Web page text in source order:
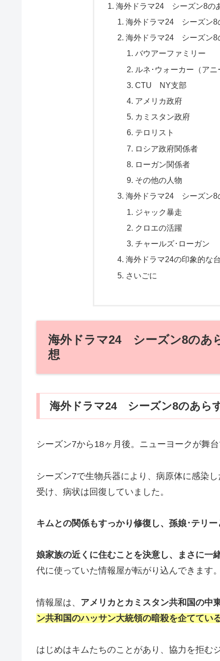
海外ドラマ24 シーズン8の
海外ドラマ24 シーズン8
海外ドラマ24 シーズン8
バウアーファミリー
ルネ･ウォーカー（ア
CTU NY支部
アメリカ政府
カミスタン政府
テロリスト
ロシア政府関係者
ローガン関係者
その他の人物
海外ドラマ24 シーズン8
ジャック暴走
クロエの活躍
チャールズ･ローガン
海外ドラマ24の印象的な
さいごに
海外ドラマ24 シーズン8のあ
想
海外ドラマ24 シーズン8のあら
シーズン7から18ヶ月後。ニューヨークが舞
シーズン7で生物兵器により、病原体に感染
受け、病状は回復していました。
キムとの関係もすっかり修復し、孫娘･テリ
娘家族の近くに住むことを決意し、まさに一
代に使っていた情報屋が転がり込んできます
情報屋は、 アメリカとカミスタン共和国の中
ン共和国のハッサン大統領の暗殺を企ててい
はじめはキムたちのことがあり、協力を拒む